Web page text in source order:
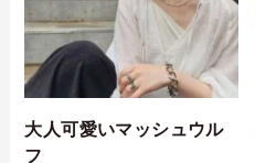
大人可愛いマッシュウル
フ